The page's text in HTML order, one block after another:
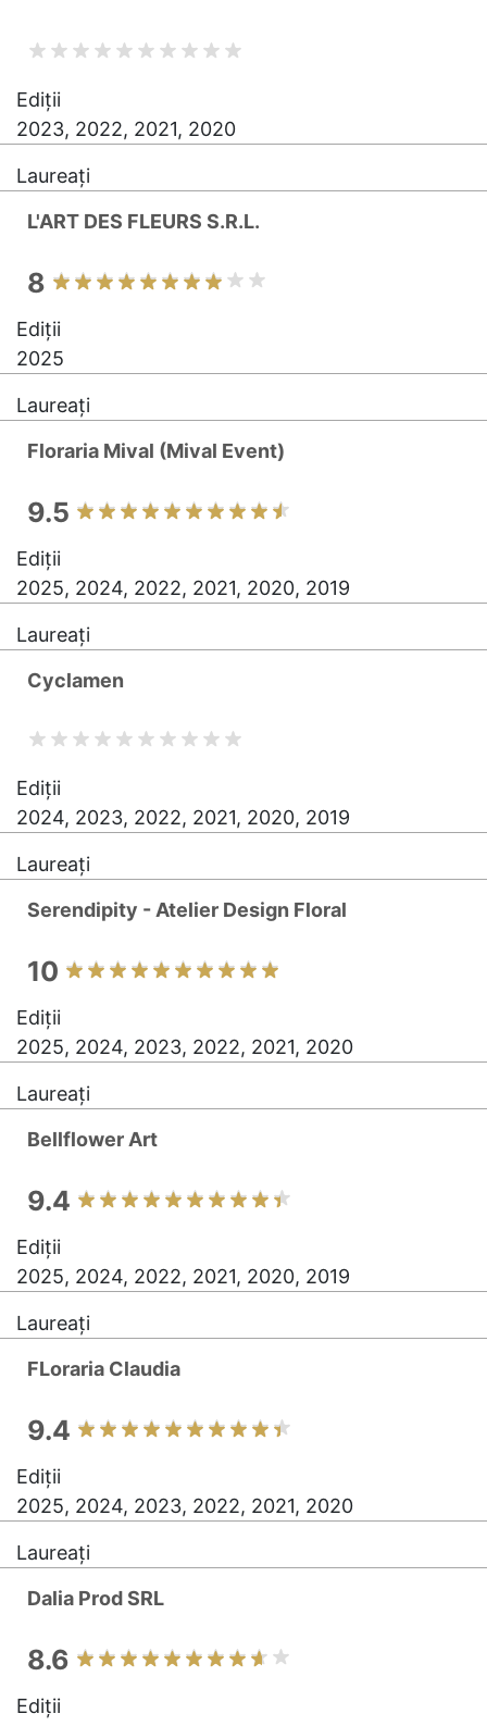
Ediții
2023, 2022, 2021, 2020
Laureați
L'ART DES FLEURS S.R.L.
8
Ediții
2025
Laureați
Floraria Mival (Mival Event)
9.5
Ediții
2025, 2024, 2022, 2021, 2020, 2019
Laureați
Cyclamen
Ediții
2024, 2023, 2022, 2021, 2020, 2019
Laureați
Serendipity - Atelier Design Floral
10
Ediții
2025, 2024, 2023, 2022, 2021, 2020
Laureați
Bellflower Art
9.4
Ediții
2025, 2024, 2022, 2021, 2020, 2019
Laureați
FLoraria Claudia
9.4
Ediții
2025, 2024, 2023, 2022, 2021, 2020
Laureați
Dalia Prod SRL
8.6
Ediții